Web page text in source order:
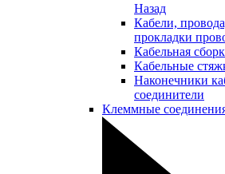
Назад
Кабели,
прокладки
Кабельная
Кабельные
Наконечники
соединители
Клеммные